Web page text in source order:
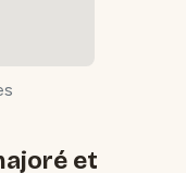
et